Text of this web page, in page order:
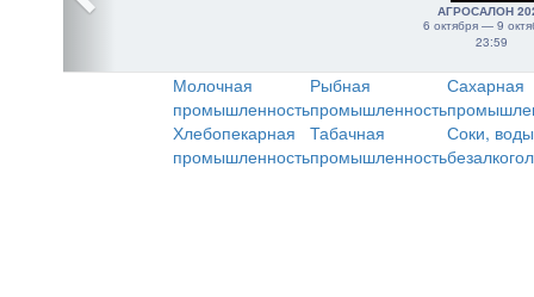
АГРОСАЛОН
6 октября — 9
23:59
Молочная
промышленность
Рыбная
промышленность
Сахарная
Хлебопекарная
промышленность
Табачная
промышленность
Соки,